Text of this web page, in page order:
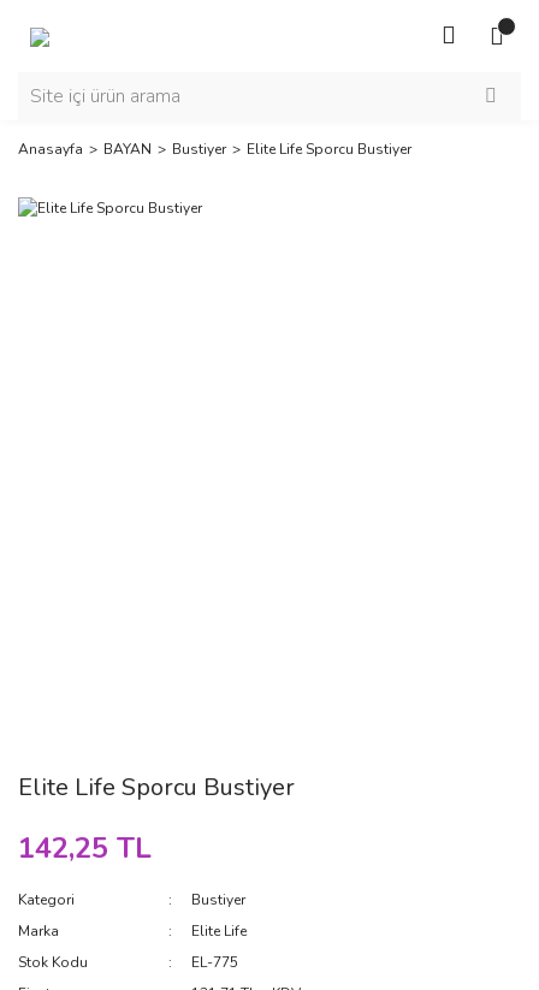
Anasayfa BAYAN Bustiyer Elite Life Sporcu Bustiyer
Elite Life Sporcu Bustiyer
142,25 TL
Kategori
Bustiyer
Marka
Elite Life
Stok Kodu
EL-775